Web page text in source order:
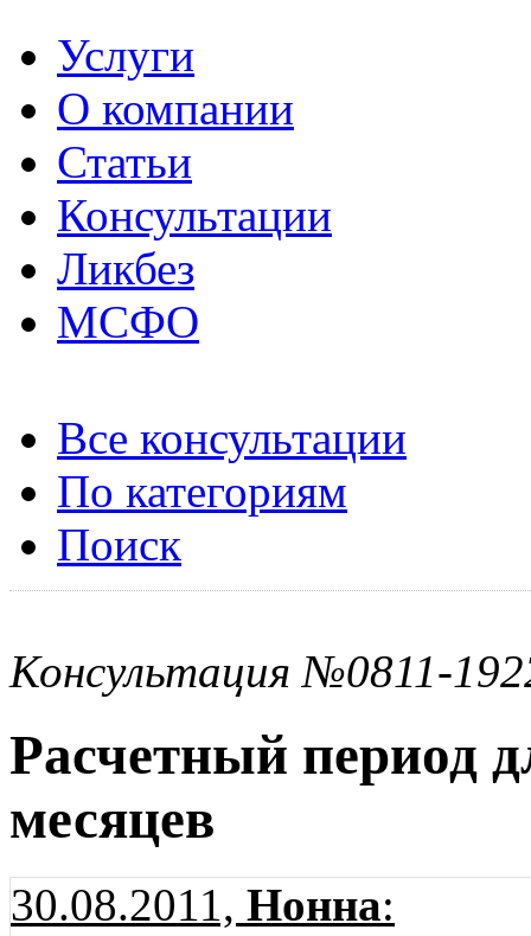
Услуги
О компании
Статьи
Консультации
Ликбез
МСФО
Все консультации
По категориям
Поиск
Консультация №0811-
Расчетный период
месяцев
30.08.2011, Нонна: